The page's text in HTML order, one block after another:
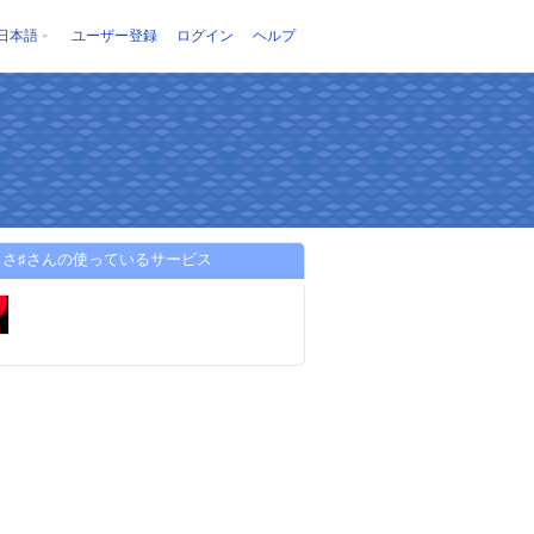
本語 ユーザー登録 ログイン ヘルプ
♯さんの使っているサービス